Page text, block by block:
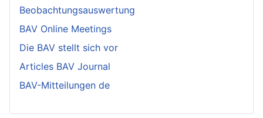
Beobachtungsauswertung
BAV Online Meetings
Die BAV stellt sich vor
Articles BAV Journal
BAV-Mitteilungen de